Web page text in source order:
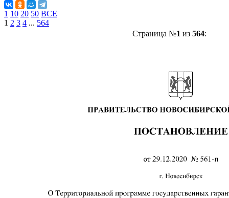
1 10 20 50 ВСЕ
1 2 3 4 ... 564
Страница №1 из 564: